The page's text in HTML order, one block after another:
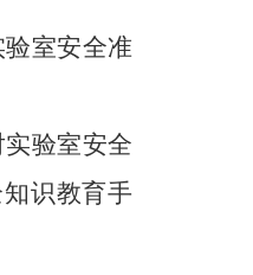
室安全准
实验室安全
知识教育手